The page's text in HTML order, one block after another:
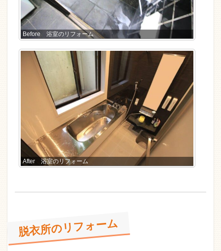
Before 浴室のリフォーム
After 浴室のリフォーム
脱衣所のリフォーム